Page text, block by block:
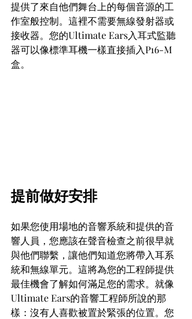
提供了來自他們舞台上的每個音源的工
作室般控制。這裡不需要無線發射器或
接收器。您的Ultimate Ears入耳式監聽
器可以像標準耳機一樣直接插入P16-M
盒。
提前做好安排
如果您使用場地的音響系統和提供的音
響人員，您應該在聲音檢查之前很早就
與他們聯繫，讓他們知道您將帶入耳系
統和無線單元。這將為您的工程師提供
最佳機會了解如何滿足您的需求。就像
Ultimate Ears的音響工程師所說的那
樣：沒有人喜歡被置於緊張的位置。您